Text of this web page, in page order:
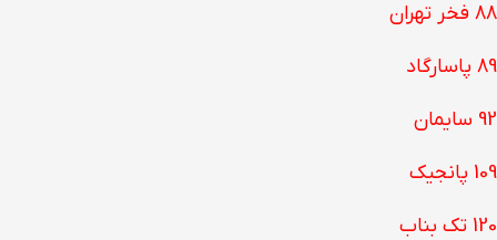
88 فخر تهران
89 پاسارگاد
92 سایمان
109 پانجیک
120 تک بناب